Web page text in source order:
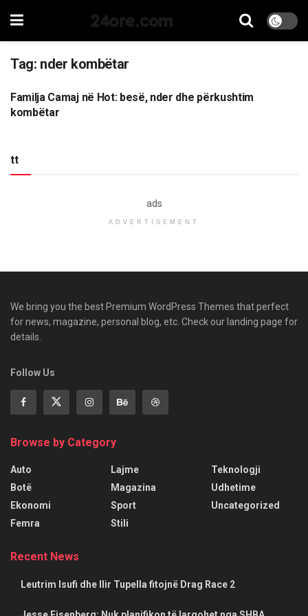
24ore.com
Tag: nder kombëtar
LAJME
Familja Camaj në Hot: besë, nder dhe përkushtim
kombëtar
tt
ads
ADVERTISEMENT
We bring you the best Premium WordPress Themes that perfect
for news, magazine, personal blog, etc. Check our landing page for
details.
Follow Us
Browse by Category
Auto
Botë
Ekonomi
Femra
Lajme
Magazina
Sport
Stili
Teknologji
Udhetime
Uncategorized
Recent News
Leutrim Isufi dhe Ilir Tupella fitojnë Drag Race 2